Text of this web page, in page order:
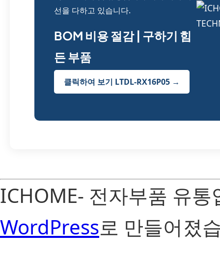
선을 다하고 있습니다.
BOM 비용 절감 | 구하기 힘
든 부품
클릭하여 보기 LTDL-RX16P05 →
ICHOME- 전자부품 유
WordPress로 만들어졌